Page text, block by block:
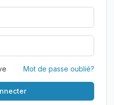
Mot de passe oublié?